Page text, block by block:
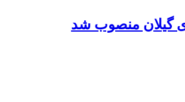
گیلان منصوب شد